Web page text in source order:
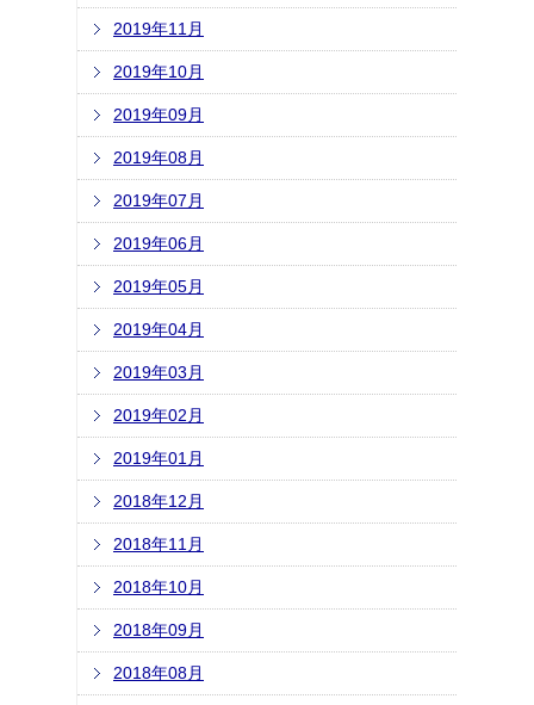
2019年11月
2019年10月
2019年09月
2019年08月
2019年07月
2019年06月
2019年05月
2019年04月
2019年03月
2019年02月
2019年01月
2018年12月
2018年11月
2018年10月
2018年09月
2018年08月